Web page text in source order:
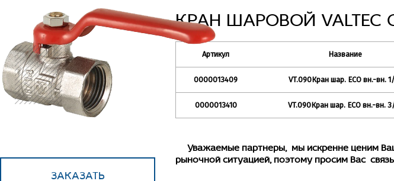
ЗАКАЗАТЬ
КРАН ШАРОВОЙ VALTEC
Артикул Название
0000013409 VT.090Кран шар. ECO вн.-вн.
0000013410 VT.090Кран шар. ECO вн.-вн.
Уважаемые партнеры, мы искренне ценим
рыночной ситуацией, поэтому просим Вас